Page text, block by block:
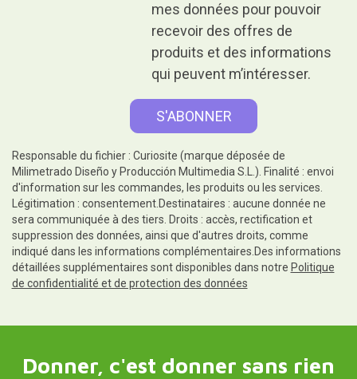
mes données pour pouvoir
recevoir des offres de
produits et des informations
qui peuvent m’intéresser.
Responsable du fichier : Curiosite (marque déposée de
Milimetrado Diseño y Producción Multimedia S.L.). Finalité : envoi
d'information sur les commandes, les produits ou les services.
Légitimation : consentement.Destinataires : aucune donnée ne
sera communiquée à des tiers. Droits : accès, rectification et
suppression des données, ainsi que d'autres droits, comme
indiqué dans les informations complémentaires.Des informations
détaillées supplémentaires sont disponibles dans notre Politique
de confidentialité et de protection des données
Donner, c'est donner sans rien